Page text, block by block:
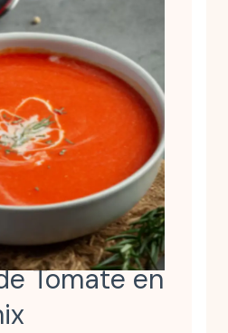
Tomate en